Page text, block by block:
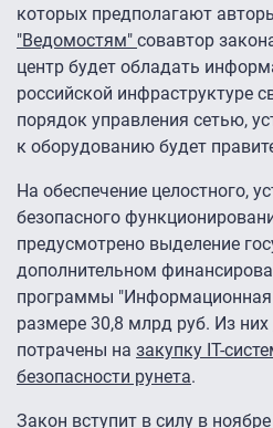
которых предполагают
"Ведомостям" совавтор
центр будет обладать
российской инфраструктуре
порядок управления сетью,
к оборудованию будет
На обеспечение целостного,
безопасного
предусмотрено выделение
дополнительном
программы "Информационная
размере 30,8 млрд руб. Из них
потрачены на закупку IT-
безопасности рунета.
Закон вступит в силу в